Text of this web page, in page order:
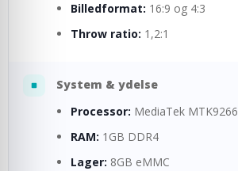
Billedformat: 16:9 og 4:3
Throw ratio: 1,2:1
System & ydelse
Processor: MediaTek MTK9266
RAM: 1GB DDR4
Lager: 8GB eMMC